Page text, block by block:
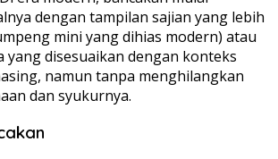
dengan tampilan sajian yang lebih
mini yang dihias modern) atau
yang disesuaikan dengan konteks
namun tanpa menghilangkan
dan syukurnya.